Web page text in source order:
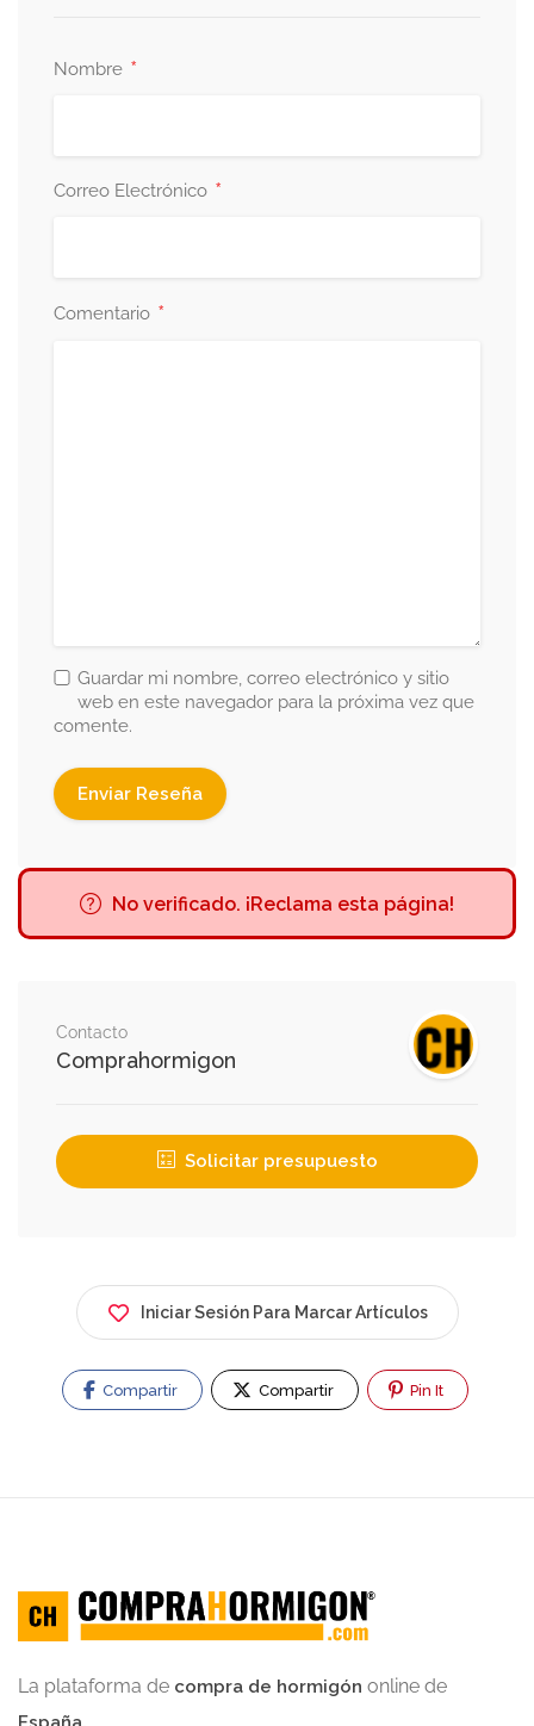
Nombre *
Correo Electrónico *
Comentario *
Guardar mi nombre, correo electrónico y sitio
web en este navegador para la próxima vez que
comente.
No verificado. ¡Reclama esta página!
Contacto
Comprahormigon
Solicitar presupuesto
Iniciar Sesión Para Marcar Artículos
Compartir Compartir Pin It
La plataforma de compra de hormigón online de